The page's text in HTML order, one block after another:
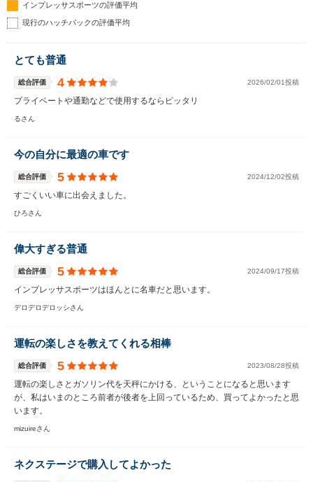
インプレッサスポーツの評価平均
現行のハッチバックの評価平均
とても普通
総合評価 4 2026/02/01投稿
プライベートや通勤などで使用するならピッタリ
るさん
今の自分に最適の車です
総合評価 5 2024/12/02投稿
すごくいい車に出会えました。
ひろさん
偉大すぎる普通
総合評価 5 2024/09/17投稿
インプレッサスポーツはほんとに名車だと思います。
デロデロデロッシさん
運転の楽しさを教えてくれる相棒
総合評価 5 2023/08/28投稿
運転の楽しさとガソリン代を天秤にかける、ということになると思います
が、私はいまのところ前者が後者を上回っているため、買ってよかったと思
います。
mizuireさん
ネクステージで購入してよかった